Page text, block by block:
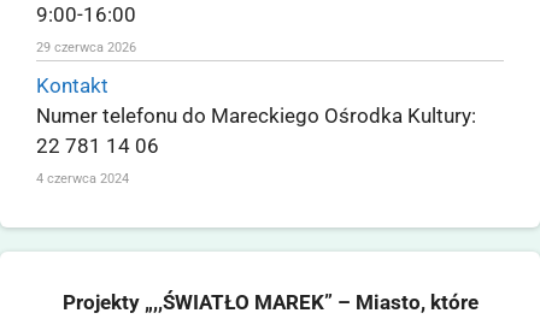
9:00-16:00
29 czerwca 2026
Kontakt
Numer telefonu do Mareckiego Ośrodka Kultury:
22 781 14 06
4 czerwca 2024
Projekty „,,ŚWIATŁO MAREK” – Miasto, które